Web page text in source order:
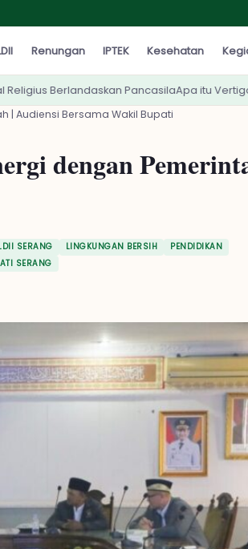
Renungan IPTEK Kesehatan
PancasilaApa itu Vertigo? Kenali Tanda-tanda
| Audiensi Bersama Wakil Bupati
dengan
LDII SERANG LINGKUNGAN BERSIH
PENDIDIKAN
SERANG